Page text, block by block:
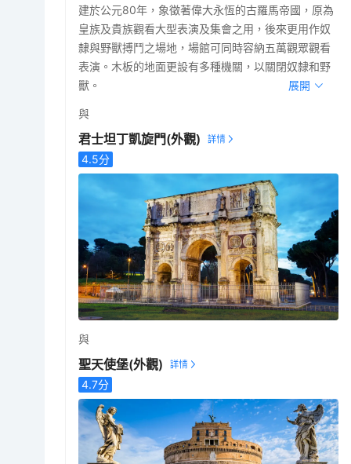
建於公元80年，象徵著偉大永恆的古羅馬帝國，原為
皇族及貴族觀看大型表演及集會之用，後來更用作奴
隸與野獸搏鬥之場地，場館可同時容納五萬觀眾觀看
表演。木板的地面更設有多種機關，以關閉奴隸和野
獸。
展開
與
君士坦丁凱旋門(外觀)
4.5分
與
聖天使堡(外觀)
4.7分